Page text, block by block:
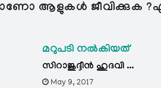
ആളുകള്‍ ജീവിക്കുക
മറുപടി നൽകിയത്
സിറാജുദ്ദീന്‍ ഹുദവി ...
May 9, 2017